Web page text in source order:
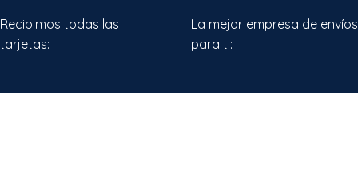
Recibimos todas las
tarjetas:
La mejor empresa de envíos
para ti: